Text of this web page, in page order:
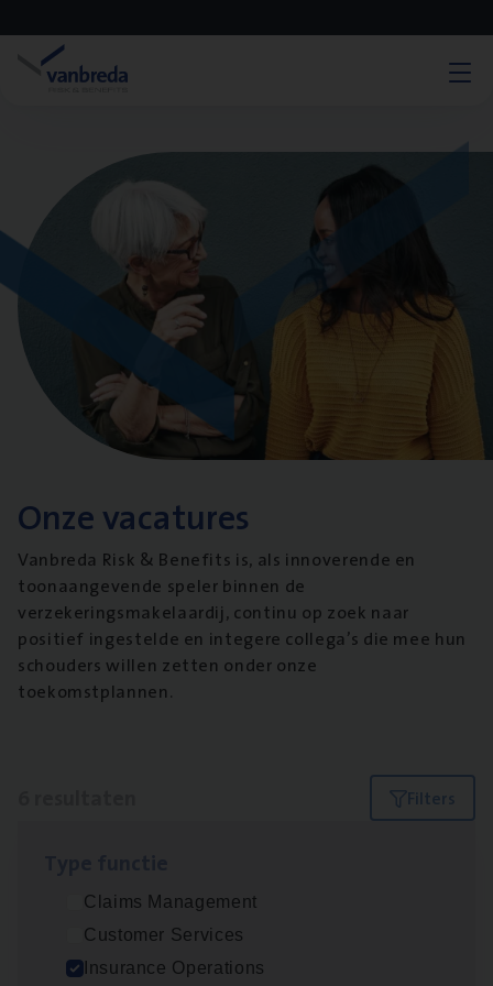
Onze vacatures
Vanbreda Risk & Benefits is, als innoverende en
toonaangevende speler binnen de
verzekeringsmakelaardij, continu op zoek naar
positief ingestelde en integere collega’s die mee hun
schouders willen zetten onder onze
toekomstplannen.
Filters
Claims Management
Customer Services
Insurance Operations
Dos­sier­be­heer­der Gewaar­borgd Inkomen
Insurance Operations
Antwerpen